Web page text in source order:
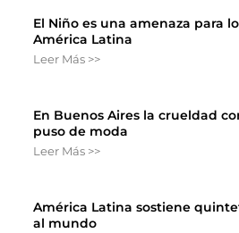
El Niño es una amenaza para
América Latina
Leer Más >>
En Buenos Aires la crueldad
puso de moda
Leer Más >>
América Latina sostiene
al mundo